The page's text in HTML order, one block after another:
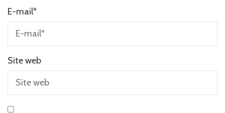
E-mail*
Site web